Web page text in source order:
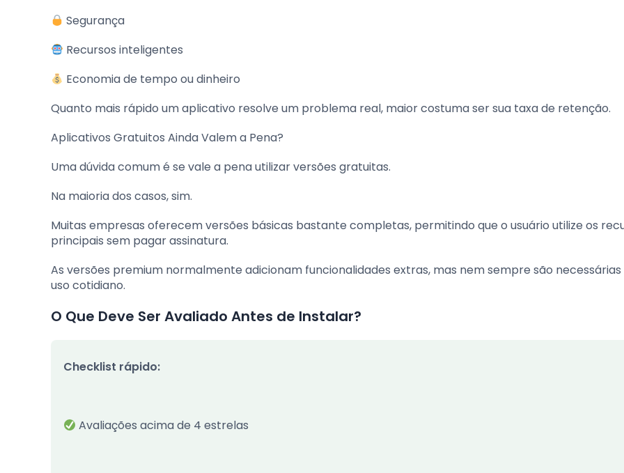
Segurança
Recursos inteligentes
Economia de tempo ou dinheiro
Quanto mais rápido um aplicativo resolve um problema real, maior costuma ser sua taxa de retenção.
Aplicativos Gratuitos Ainda Valem a Pena?
Uma dúvida comum é se vale a pena utilizar versões gratuitas.
Na maioria dos casos, sim.
Muitas empresas oferecem versões básicas bastante completas, permitindo que o usuário utilize os
principais sem pagar assinatura.
As versões premium normalmente adicionam funcionalidades extras, mas nem sempre são
uso cotidiano.
O Que Deve Ser Avaliado Antes de Instalar?
Checklist rápido:
Avaliações acima de 4 estrelas